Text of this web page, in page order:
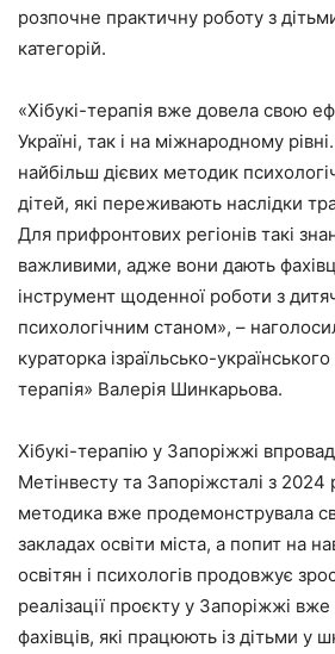
розпочне практичну роботу з
категорій.
«Хібукі-терапія вже довела свою
Україні, так і на міжнародному
найбільш дієвих методик
дітей, які переживають наслідки
Для прифронтових регіонів такі
важливими, адже вони дають
інструмент щоденної роботи з
психологічним станом», –
кураторка ізраїльсько-
терапія» Валерія Шинкарьова.
Хібукі-терапію у Запоріжжі
Метінвесту та Запоріжсталі з
методика вже продемонструвала
закладах освіти міста, а попит на
освітян і психологів продовжує
реалізації проєкту у Запоріжжі
фахівців, які працюють із дітьми у